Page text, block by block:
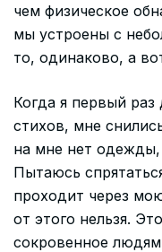
чем физическое
мы устроены с
то, одинаково, а
Когда я первый раз
стихов, мне
на мне нет одежды,
Пытаюсь
проходит через
от этого нельзя.
сокровенное